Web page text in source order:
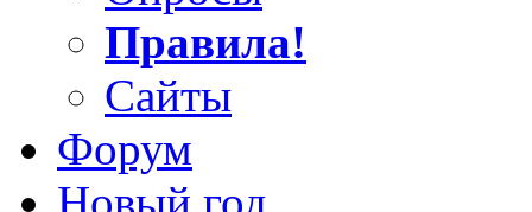
Правила!
Сайты
Форум
Новый год